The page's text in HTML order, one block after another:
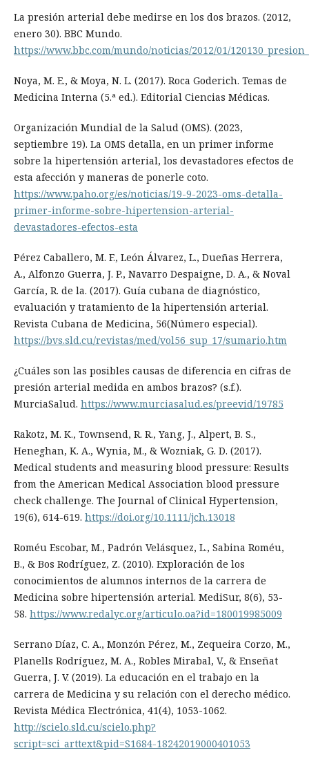
La presión arterial debe medirse en los dos brazos. (2012,
enero 30). BBC Mundo.
https://www.bbc.com/mundo/noticias/2012/01/
Noya, M. E., & Moya, N. L. (2017). Roca Goderich. Temas de
Medicina Interna (5.ª ed.). Editorial Ciencias Médicas.
Organización Mundial de la Salud (OMS). (2023,
septiembre 19). La OMS detalla, en un primer informe
sobre la hipertensión arterial, los devastadores efectos de
esta afección y maneras de ponerle coto.
https://www.paho.org/es/noticias/19-9-2023-oms-detalla-
primer-informe-sobre-hipertension-arterial-
devastadores-efectos-esta
Pérez Caballero, M. F., León Álvarez, L., Dueñas Herrera,
A., Alfonzo Guerra, J. P., Navarro Despaigne, D. A., & Noval
García, R. de la. (2017). Guía cubana de diagnóstico,
evaluación y tratamiento de la hipertensión arterial.
Revista Cubana de Medicina, 56(Número especial).
https://bvs.sld.cu/revistas/med/vol56_sup_17/sumario.htm
¿Cuáles son las posibles causas de diferencia en cifras de
presión arterial medida en ambos brazos? (s.f.).
MurciaSalud. https://www.murciasalud.es/preevid/19785
Rakotz, M. K., Townsend, R. R., Yang, J., Alpert, B. S.,
Heneghan, K. A., Wynia, M., & Wozniak, G. D. (2017).
Medical students and measuring blood pressure: Results
from the American Medical Association blood pressure
check challenge. The Journal of Clinical Hypertension,
19(6), 614-619. https://doi.org/10.1111/jch.13018
Roméu Escobar, M., Padrón Velásquez, L., Sabina Roméu,
B., & Bos Rodríguez, Z. (2010). Exploración de los
conocimientos de alumnos internos de la carrera de
Medicina sobre hipertensión arterial. MediSur, 8(6), 53-
58. https://www.redalyc.org/articulo.oa?id=180019985009
Serrano Díaz, C. A., Monzón Pérez, M., Zequeira Corzo, M.,
Planells Rodríguez, M. A., Robles Mirabal, V., & Enseñat
Guerra, J. V. (2019). La educación en el trabajo en la
carrera de Medicina y su relación con el derecho médico.
Revista Médica Electrónica, 41(4), 1053-1062.
http://scielo.sld.cu/scielo.php?
script=sci_arttext&pid=S1684-18242019000401053